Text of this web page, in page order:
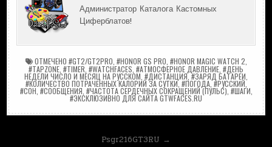
Администратор Каталога Кастомных
Циферблатов!
ОТМЕЧЕНО #GT2/GT2PRO #HONOR GS PRO #HONOR MAGIC WATCH 2
#TAPZONE #TIMER #WATCHFACES #АТМОСФЕРНОЕ ДАВЛЕНИЕ #ДЕНЬ
НЕДЕЛИ ЧИСЛО И МЕСЯЦ НА РУССКОМ #ДИСТАНЦИЯ,#ЗАРЯД БАТАРЕИ
#КОЛИЧЕСТВО ПОТРАЧЕННЫХ КАЛОРИЙ ЗА СУТКИ, #ПОГОДА,#РУССКИЙ,
#СОН #СООБЩЕНИЯ #ЧАСТОТА СЕРДЕЧНЫХ СОКРАЩЕНИЙ (ПУЛЬС) #ШАГИ
#ЭКСКЛЮЗИВНО ДЛЯ САЙТА GTWFACES.RU
Psgr216GT3RU →